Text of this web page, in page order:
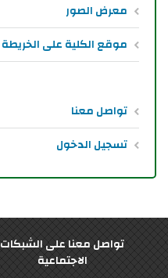
معرض الصور
موقع الكلية على الخريطة
تواصل معنا
تسجيل الدخول
تواصل معنا على الشبكات
الاجتماعية